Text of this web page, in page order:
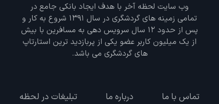
وب سایت لحظه آخر با هدف ایجاد بانکی جامع در
تمامی زمینه های گردشگری در سال 1391 شروع به کار و
پس از حدود 12 سال سرویس دهی به مسافرین با بیش
از یک میلیون کاربر عضو یکی از پربازدید ترین استارتاپ
های گردشگری می باشد.
تماس با ما درباره ما تبلیغات در لحظه